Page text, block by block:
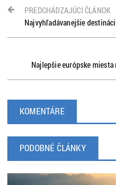
PREDCHÁDZAJÚCI ČLÁNOK
Najvyhľadávanejšie
Najlepšie európske
KOMENTÁRE
PODOBNÉ ČLÁNKY